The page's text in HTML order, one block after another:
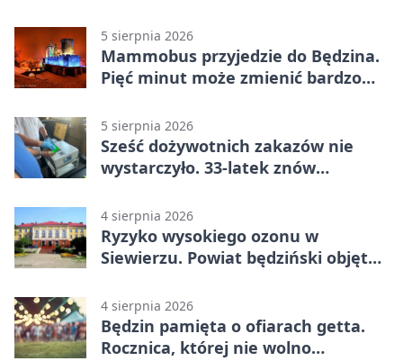
5 sierpnia 2026
Mammobus przyjedzie do Będzina.
Pięć minut może zmienić bardzo
5 sierpnia 2026
Sześć dożywotnich zakazów nie
wystarczyło. 33-latek znów
4 sierpnia 2026
Ryzyko wysokiego ozonu w
Siewierzu. Powiat będziński objęty
4 sierpnia 2026
Będzin pamięta o ofiarach getta.
Rocznica, której nie wolno